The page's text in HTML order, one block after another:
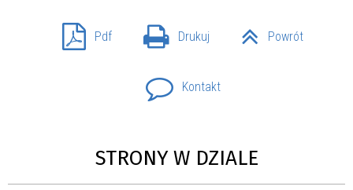
Pdf Drukuj Powrót
Kontakt
STRONY W DZIALE